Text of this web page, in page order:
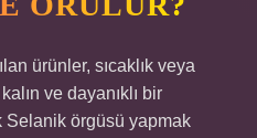
ürünler, sıcaklık veya
ve dayanıklı bir
Selanik örgüsü yapmak